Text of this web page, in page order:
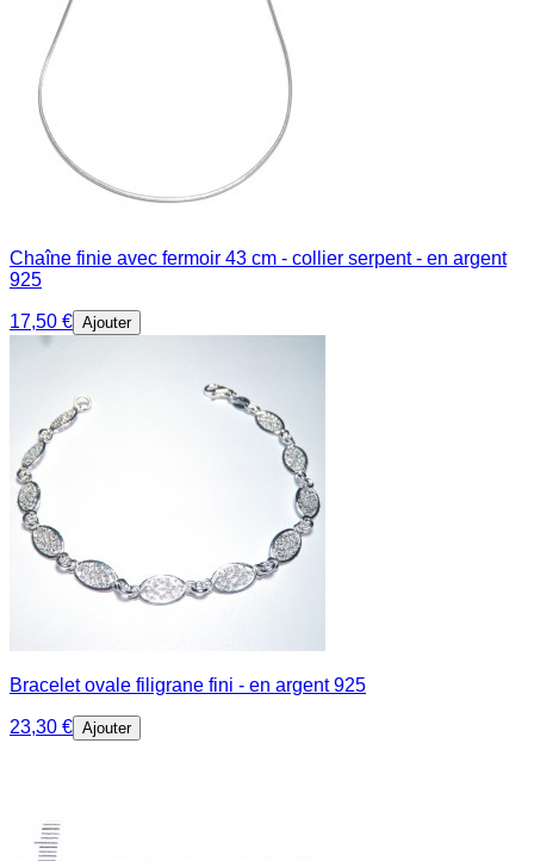
Chaîne finie avec fermoir 43 cm - collier serpent - en argent
925
17,50 € Ajouter
Bracelet ovale filigrane fini - en argent 925
23,30 € Ajouter